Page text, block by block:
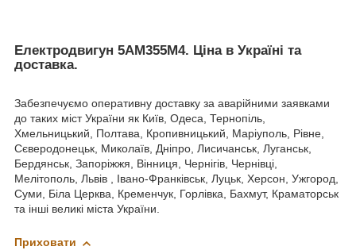
Електродвигун 5АМ355М4. Ціна в Україні та
доставка.
Забезпечуємо оперативну доставку за аварійними заявками
до таких міст України як Київ, Одеса, Тернопіль,
Хмельницький, Полтава, Кропивницький, Маріуполь, Рівне,
Сєверодонецьк, Миколаїв, Дніпро, Лисичанськ, Луганськ,
Бердянськ, Запоріжжя, Вінниця, Чернігів, Чернівці,
Мелітополь, Львів , Івано-Франківськ, Луцьк, Херсон, Ужгород,
Суми, Біла Церква, Кременчук, Горлівка, Бахмут, Краматорськ
та інші великі міста України.
Приховати